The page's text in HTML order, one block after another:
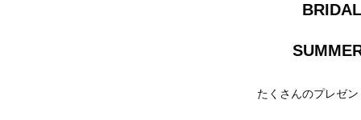
たくさんのプレゼ